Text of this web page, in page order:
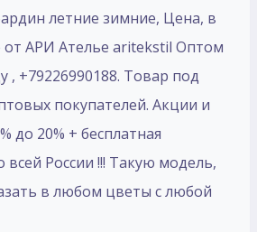
летние зимние, Цена, в
от АРИ Ателье aritekstil Оптом
, +79226990188. Товар под
покупателей. Акции и
до 20% + бесплатная
всей России !!! Такую модель,
в любом цветы с любой